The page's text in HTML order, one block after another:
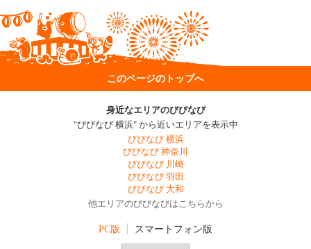
このページのトップへ
身近なエリアのびびなび
"びびなび 横浜" から近いエリアを表示中
びびなび 横浜
びびなび 神奈川
びびなび 川崎
びびなび 羽田
びびなび 大和
他エリアのびびなびはこちらから
PC版 スマートフォン版